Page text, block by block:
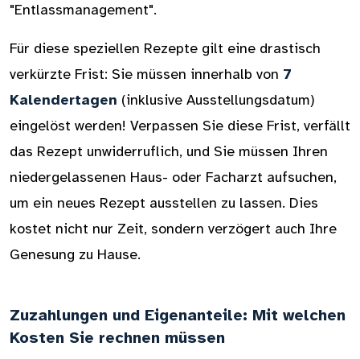
"Entlassmanagement".
Für diese speziellen Rezepte gilt eine drastisch
verkürzte Frist: Sie müssen innerhalb von 7
Kalendertagen (inklusive Ausstellungsdatum)
eingelöst werden! Verpassen Sie diese Frist, verfällt
das Rezept unwiderruflich, und Sie müssen Ihren
niedergelassenen Haus- oder Facharzt aufsuchen,
um ein neues Rezept ausstellen zu lassen. Dies
kostet nicht nur Zeit, sondern verzögert auch Ihre
Genesung zu Hause.
Zuzahlungen und Eigenanteile: Mit welchen
Kosten Sie rechnen müssen